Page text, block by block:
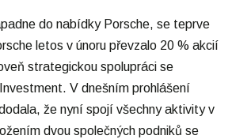
do nabídky Porsche, se teprve
letos v únoru převzalo 20 % akcií
strategickou spolupráci se
V dnešním prohlášení
že nyní spojí všechny aktivity v
dvou společných podniků se